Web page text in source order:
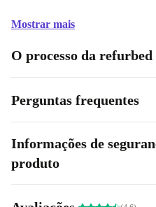
Mostrar mais
O processo da refurbed
Perguntas frequentes
Informações de
produto